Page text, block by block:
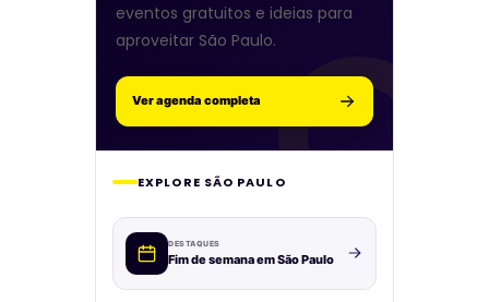
eventos gratuitos e ideias para
aproveitar São Paulo.
Ver agenda completa
EXPLORE SÃO PAULO
DESTAQUES
Fim de semana em São Paulo